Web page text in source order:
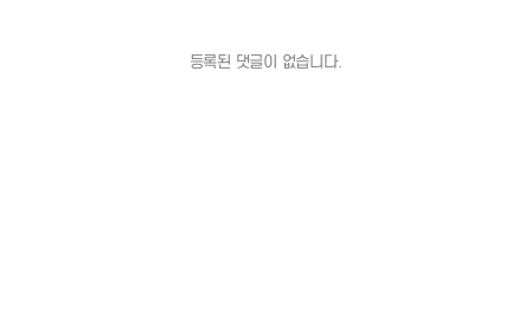
등록된 댓글이 없습니다.